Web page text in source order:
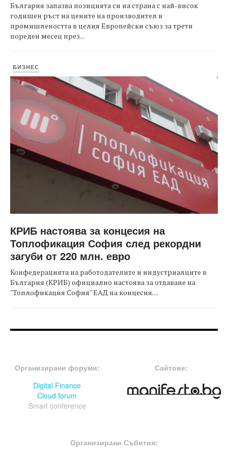
България запазва позицията си на страна с най-висок
годишен ръст на цените на производител в
промишлеността в целия Европейски съюз за трети
пореден месец през...
БИЗНЕС
КРИБ настоява за концесия на
Топлофикация София след рекордни
загуби от 220 млн. евро
Конфедерацията на работодателите и индустриалците в
България (КРИБ) официално настоява за отдаване на
"Топлофикация София" ЕАД на концесия....
Организирани форуми:
Digital Finance
Cloud forum
Smart conference
Сайтове:
Организирани Събития: